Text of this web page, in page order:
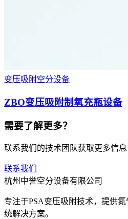
变压吸附空分设备
ZBO变压吸附制氧充瓶设备
需要了解更多？
联系我们的技术团队获取更多信息
联系我们
杭州中誉空分设备有限公司
专注于PSA变压吸附技术，提供
统解决方案。